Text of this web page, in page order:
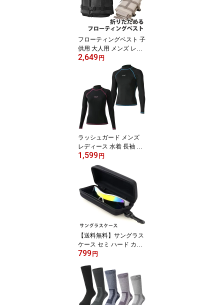
ーケリングベスト スノー
ケリングベスト マリンス
ポーツ アウトドア[返品
交換不可]
フローティングベスト 子
供用 大人用 メンズ レデ
ィース キッズ ジュニア V
AXPOT(バックスポット)
VA-5252 フローティング
ベスト 遊泳用 浮き具 浮
力補助具 折りたたみ可能
ライフジャケット シュノ
ーケリングベスト スノー
ケリングベスト フィッシ
ングベスト[返品交換不
可]
2,649円
ラッシュガード メンズ
レディース 水着 長袖 UP
F50+ 日焼け対策 VAXPO
T(バックスポット) VA-40
11 ラッシュ ガード 男性
女性 体型カバー クイッ
クドライ 速乾 軽量 スト
レッチ[返品交換不可]
1,599円
【送料無料】サングラス
ケース セミ ハード カラ
ビナ フック 付 VAXPOT
ラス ケース セミハード
EG-3992【セミ ハードケ
ース メガネケース 】
【スノーボード ゴルフ
799円